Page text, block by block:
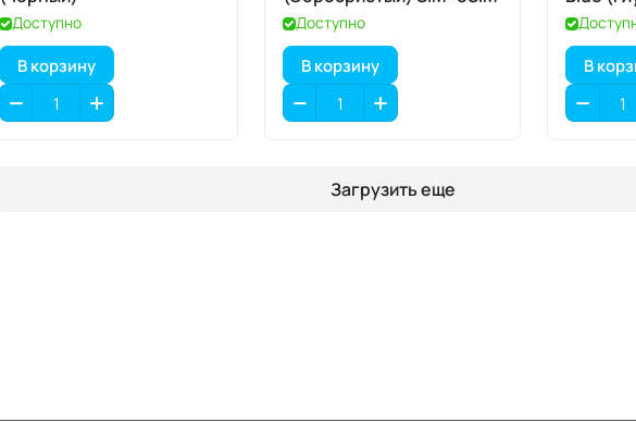
Доступно
В корзину
Доступно
В корзину В
Загрузить еще